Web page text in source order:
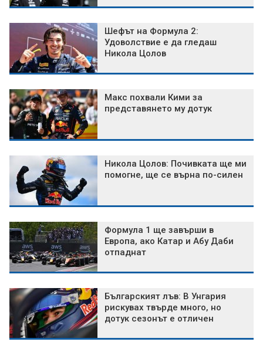
Шефът на Формула 2:
Удоволствие е да гледаш
Никола Цолов
Макс похвали Кими за
представянето му дотук
Никола Цолов: Почивката ще ми
помогне, ще се върна по-силен
Формула 1 ще завърши в
Европа, ако Катар и Абу Даби
отпаднат
Българският лъв: В Унгария
рискувах твърде много, но
дотук сезонът е отличен